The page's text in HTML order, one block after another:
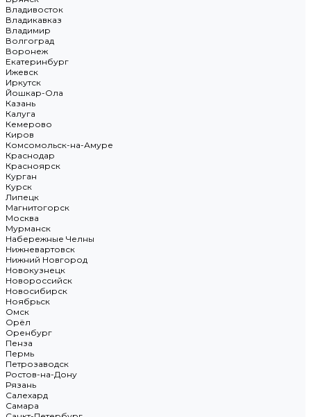
Владивосток
Владикавказ
Владимир
Волгоград
Воронеж
Екатеринбург
Ижевск
Иркутск
Йошкар-Ола
Казань
Калуга
Кемерово
Киров
Комсомольск-на-Амуре
Краснодар
Красноярск
Курган
Курск
Липецк
Магнитогорск
Москва
Мурманск
Набережные Челны
Нижневартовск
Нижний Новгород
Новокузнецк
Новороссийск
Новосибирск
Ноябрьск
Омск
Орёл
Оренбург
Пенза
Пермь
Петрозаводск
Ростов-на-Дону
Рязань
Салехард
Самара